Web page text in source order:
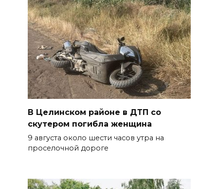
В Целинском районе в ДТП со
скутером погибла женщина
9 августа около шести часов утра на
проселочной дороге